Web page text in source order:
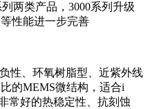
两类产品，3000系列升级
性能进一步完善
性、环氧树脂型、近紫外线
的MEMS微结构，适合i
常好的热稳定性、抗刻蚀